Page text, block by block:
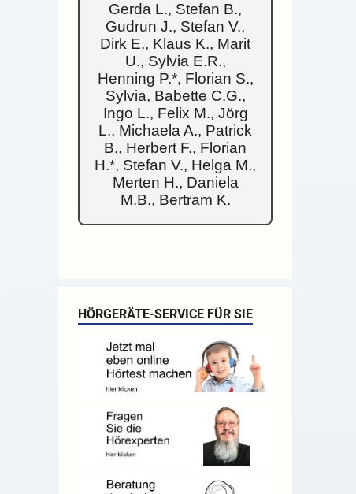
Gerda L., Stefan B.,
Gudrun J., Stefan V.,
Dirk E., Klaus K., Marit
U., Sylvia E.R.,
Henning P.*, Florian S.,
Sylvia, Babette C.G.,
Ingo L., Felix M., Jörg
L., Michaela A., Patrick
B., Herbert F., Florian
H.*, Stefan V., Helga M.,
Merten H., Daniela
M.B., Bertram K.
HÖRGERÄTE-SERVICE FÜR SIE